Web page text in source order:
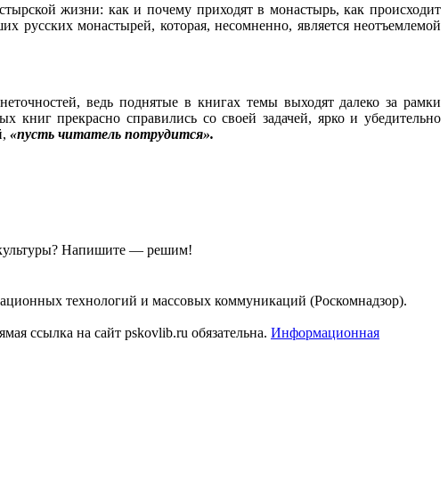
жизни: как и почему приходят в монастырь, как происходит
русских монастырей, которая, несомненно, является неотъемлемой
ведь поднятые в книгах темы выходят далеко за рамки
книг прекрасно справились со своей задачей, ярко и убедительно
«пусть читатель потрудится».
Напишите — решим!
технологий и массовых коммуникаций (Роскомнадзор).
ссылка на сайт pskovlib.ru обязательна. Информационная